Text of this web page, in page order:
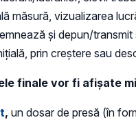
măsură, vizualizarea
și depun/
prin creștere sau
finale vor fi afișate
, un dosar de presă (în